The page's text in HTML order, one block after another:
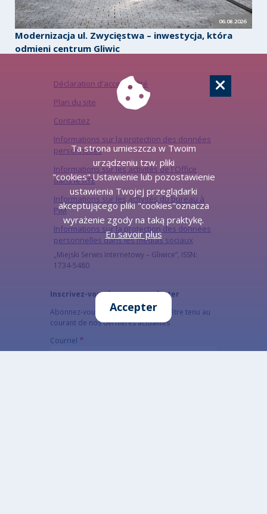
06.08.2026
Modernizacja ul. Zwycięstwa – inwestycja, która
odmieni centrum Gliwic
Déclaration d'accessibilité
Plan du site
Contactez
Informations sur la protection des données
personnelles
Informations sur les activités de l'Office
dans le RTE
Informations sur les activités du bureau à
PJM
Informations sur la protection des données
personnelles dans les médias sociaux
„Miejski Serwis Internetowy – Gliwice”, ISSN:
1734-5480
Inscrivez-vous à notre newsletter
Abonnez-vous à la newsletter pour être tenu au
courant de nos dernières actualités
Courriel
Ta strona umieszcza w Twoim
urządzeniu tzw. pliki
"cookies".Ustawienie lub pozostawienie
ustawienia Twojej przeglądarki
akceptującego pliki "cookies"oznacza
wyrażenie zgody na taką praktykę.
En savoir plus
Accepter